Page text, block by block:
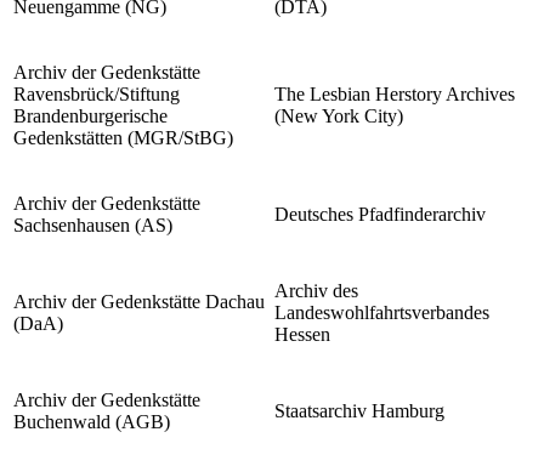
Neuengamme (NG)
(DTA)
Archiv der Gedenkstätte
Ravensbrück/Stiftung
Brandenburgerische
Gedenkstätten (MGR/StBG)
The Lesbian Herstory Archives
(New York City)
Archiv der Gedenkstätte
Sachsenhausen (AS)
Deutsches Pfadfinderarchiv
Archiv der Gedenkstätte Dachau
(DaA)
Archiv des
Landeswohlfahrtsverbandes
Hessen
Archiv der Gedenkstätte
Buchenwald (AGB)
Staatsarchiv Hamburg